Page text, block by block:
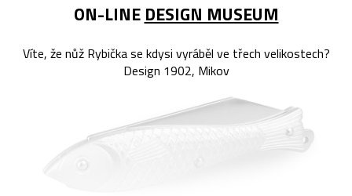
ON-LINE DESIGN MUSEUM
Víte, že nůž Rybička se kdysi vyráběl ve třech velikostech?
Design 1902, Mikov